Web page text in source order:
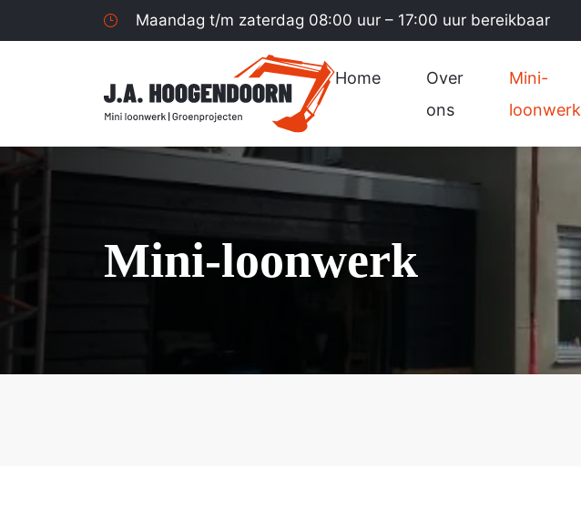
Maandag t/m zaterdag 08:00 uur – 17:00 uur bereikbaar
Home
Over
ons
Mini-
loonwerk
Mini-loonwerk